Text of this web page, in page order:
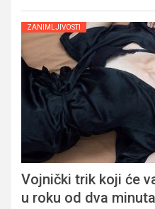
ZANIMLJIVOSTI
Vojnički trik koji će
u roku od dva minuta